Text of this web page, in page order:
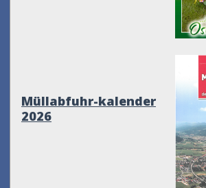
Müllabfuhr-kalender
2026